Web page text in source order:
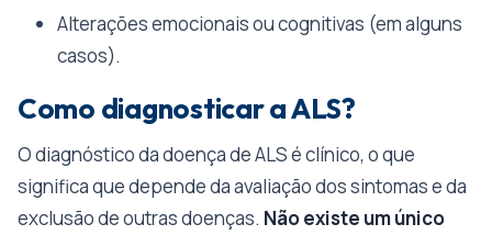
Alterações emocionais ou cognitivas (em alguns
casos).
Como diagnosticar a ALS?
O diagnóstico da doença de ALS é clínico, o que
significa que depende da avaliação dos sintomas e da
exclusão de outras doenças. Não existe um único